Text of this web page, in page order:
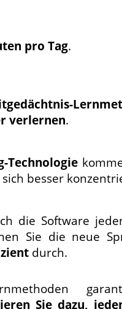
pro Tag.
verlernen.
Technologie
besser
die Software
Sie die neue
durch.
Sie dazu,